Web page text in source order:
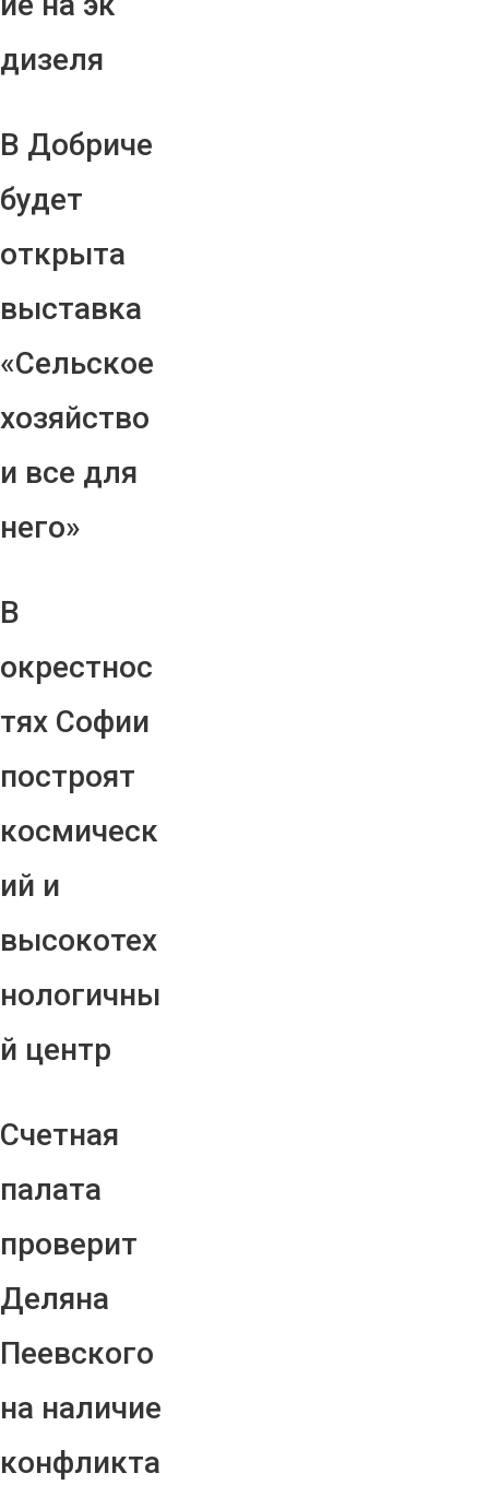
дизеля
В Добриче
будет
открыта
выставка
«Сельское
хозяйство
и все для
него»
В
окрестнос
тях Софии
построят
космическ
ий и
высокотех
нологичны
й центр
Счетная
палата
проверит
Деляна
Пеевского
на наличие
конфликта